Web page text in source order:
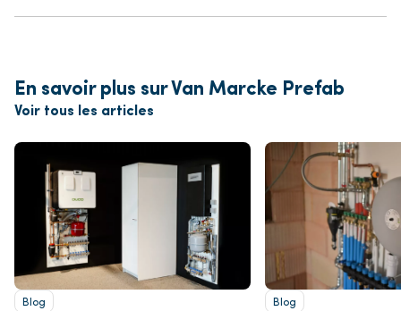
En savoir plus sur Van Marcke Prefab
Voir tous les articles
Blog Blog